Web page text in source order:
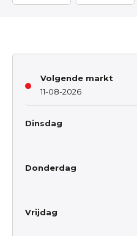
Volgende markt
11-08-2026
Dinsdag
Donderdag
Vrijdag